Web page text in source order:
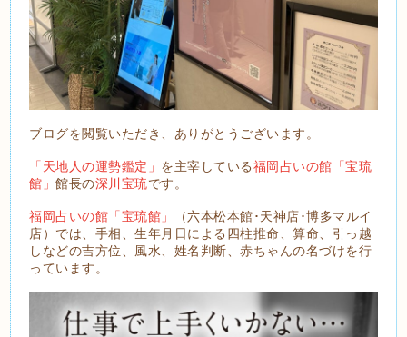
ブログを閲覧いただき、ありがとうございます。
「天地人の運勢鑑定」 を主宰している福岡占いの館「宝琉
館」館長の深川宝琉です。
福岡占いの館「宝琉館」
（六本松本館･天神店･博多マルイ
店）では、手相、生年月日による四柱推命、算命、引っ越
しなどの吉方位、風水、姓名判断、赤ちゃんの名づけを行
っています。